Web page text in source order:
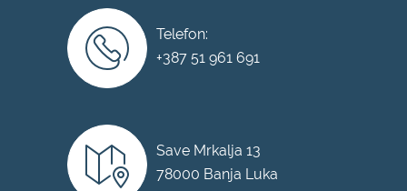
Telefon:
+387 51 961 691
Save Mrkalja 13
78000 Banja Luka